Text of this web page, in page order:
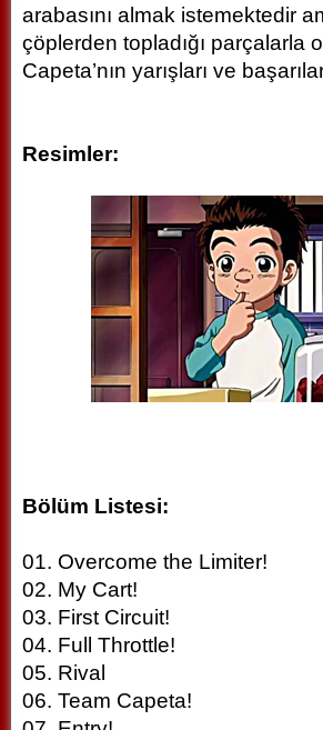
arabasını almak istemektedir
çöplerden topladığı parçalarla
Capeta’nın yarışları ve
Resimler:
Bölüm Listesi:
01. Overcome the Limiter!
02. My Cart!
03. First Circuit!
04. Full Throttle!
05. Rival
06. Team Capeta!